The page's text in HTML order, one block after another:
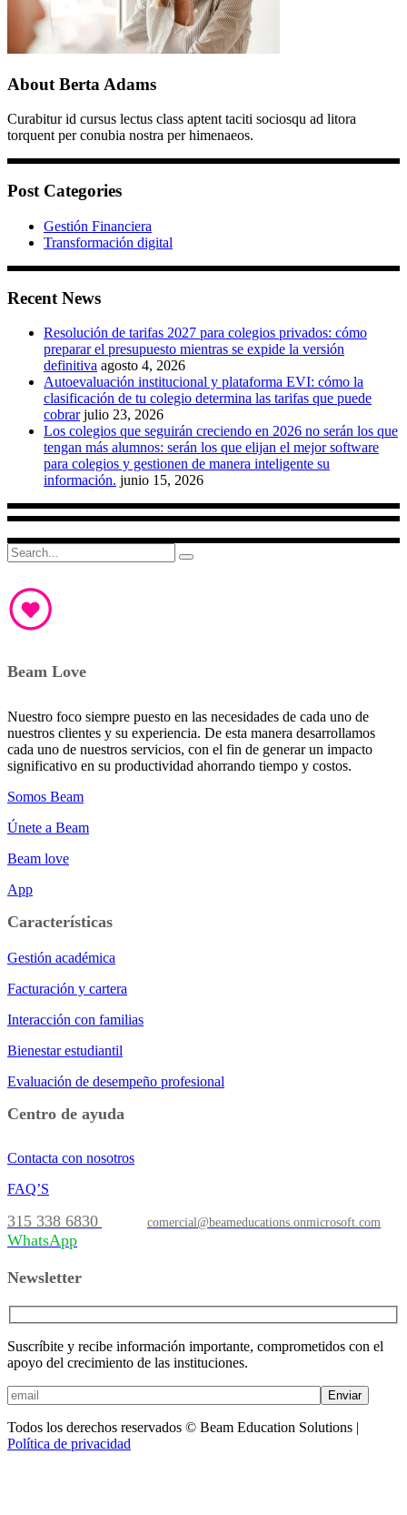
About Berta Adams
Curabitur id cursus lectus class aptent taciti sociosqu ad litora
torquent per conubia nostra per himenaeos.
Post Categories
Gestión Financiera
Transformación digital
Recent News
Resolución de tarifas 2027 para colegios privados: cómo
preparar el presupuesto mientras se expide la versión
definitiva agosto 4, 2026
Autoevaluación institucional y plataforma EVI: cómo la
clasificación de tu colegio determina las tarifas que puede
cobrar julio 23, 2026
Los colegios que seguirán creciendo en 2026 no serán los que
tengan más alumnos: serán los que elijan el mejor software
para colegios y gestionen de manera inteligente su
información. junio 15, 2026
Search
for:
Beam Love
Nuestro foco siempre puesto en las necesidades de cada uno de
nuestros clientes y su experiencia. De esta manera desarrollamos
cada uno de nuestros servicios, con el fin de generar un impacto
significativo en su productividad ahorrando tiempo y costos.
Somos Beam
Únete a Beam
Beam love
App
Características
Gestión académica
Facturación y cartera
Interacción con familias
Bienestar estudiantil
Evaluación de desempeño profesional
Centro de ayuda
Contacta con nosotros
FAQ’S
315 338 6830 comercial@beameducations.onmicrosoft.com
WhatsApp
Newsletter
Suscríbite y recibe información importante, comprometidos con el
apoyo del crecimiento de las instituciones.
Enviar
Todos los derechos reservados © Beam Education Solutions |
Política de privacidad